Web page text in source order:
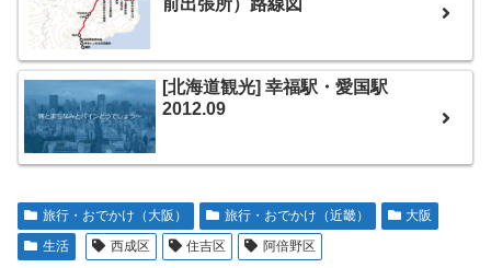
[北海道観光] 幸福駅・愛国駅
2012.09
旅行・おでかけ（大阪） 旅行・おでかけ（近畿）
大阪
生活
西成区 住吉区 阿倍野区